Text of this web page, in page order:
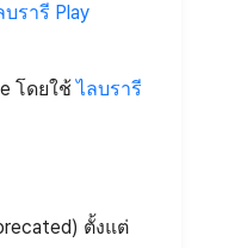
บรารี Play
โดยใช้ไลบรารี
ตั้งแต่